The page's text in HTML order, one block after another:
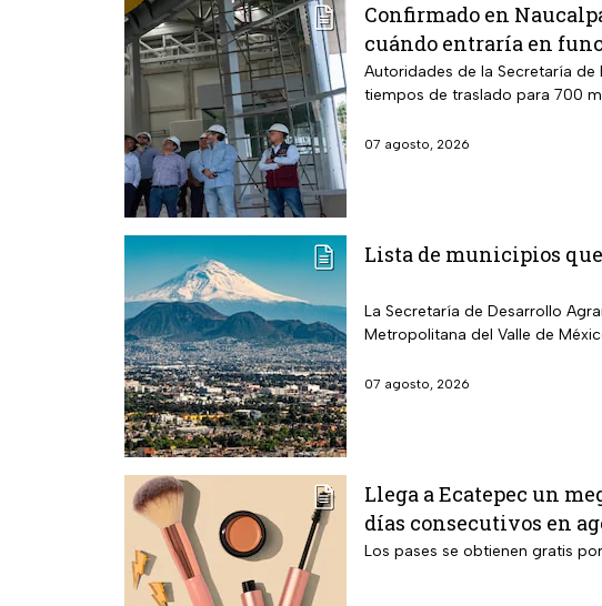
Confirmado en
cuándo entraría en
Autoridades de la Secretaría
tiempos de traslado para 700
07 agosto, 2026
Lista de municipios
La Secretaría de Desarrollo
Metropolitana del Valle de
07 agosto, 2026
Llega a Ecatepec un
días consecutivos en
Los pases se obtienen gratis